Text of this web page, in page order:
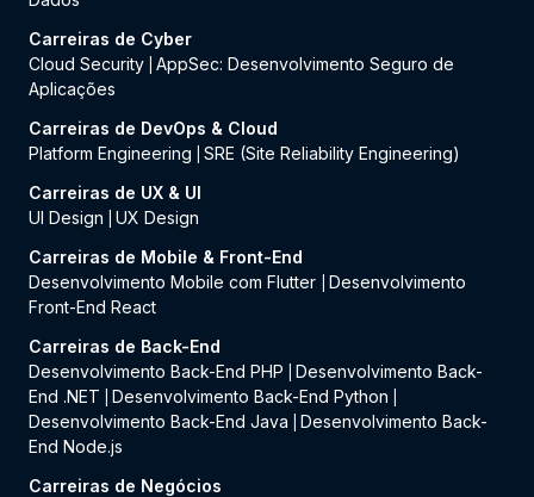
Carreiras de Cyber
Cloud Security AppSec: Desenvolvimento Seguro de
Aplicações
Carreiras de DevOps & Cloud
Platform Engineering
SRE (Site Reliability Engineering)
Carreiras de UX & UI
UI Design
UX Design
Carreiras de Mobile & Front-End
Desenvolvimento Mobile com Flutter
Desenvolvimento
Front-End React
Carreiras de Back-End
Desenvolvimento Back-End PHP
Desenvolvimento Back-
End .NET
Desenvolvimento Back-End Python
Desenvolvimento Back-End Java
Desenvolvimento Back-
End Node.js
Carreiras de Negócios